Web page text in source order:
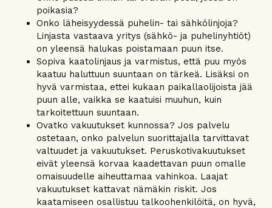
poikasia?
Onko läheisyydessä puhelin- tai sähkölinjoja?
Linjasta vastaava yritys (sähkö- ja puhelinyhtiöt)
on yleensä halukas poistamaan puun itse.
Sopiva kaatolinjaus ja varmistus, että puu myös
kaatuu haluttuun suuntaan on tärkeä. Lisäksi on
hyvä varmistaa, ettei kukaan paikallaolijoista jää
puun alle, vaikka se kaatuisi muuhun, kuin
tarkoitettuun suuntaan.
Ovatko vakuutukset kunnossa? Jos palvelu
ostetaan, onko palvelun suorittajalla tarvittavat
valtuudet ja vakuutukset. Peruskotivakuutukset
eivät yleensä korvaa kaadettavan puun omalle
omaisuudelle aiheuttamaa vahinkoa. Laajat
vakuutukset kattavat nämäkin riskit. Jos
kaatamiseen osallistuu talkoohenkilöitä, on hyvä,